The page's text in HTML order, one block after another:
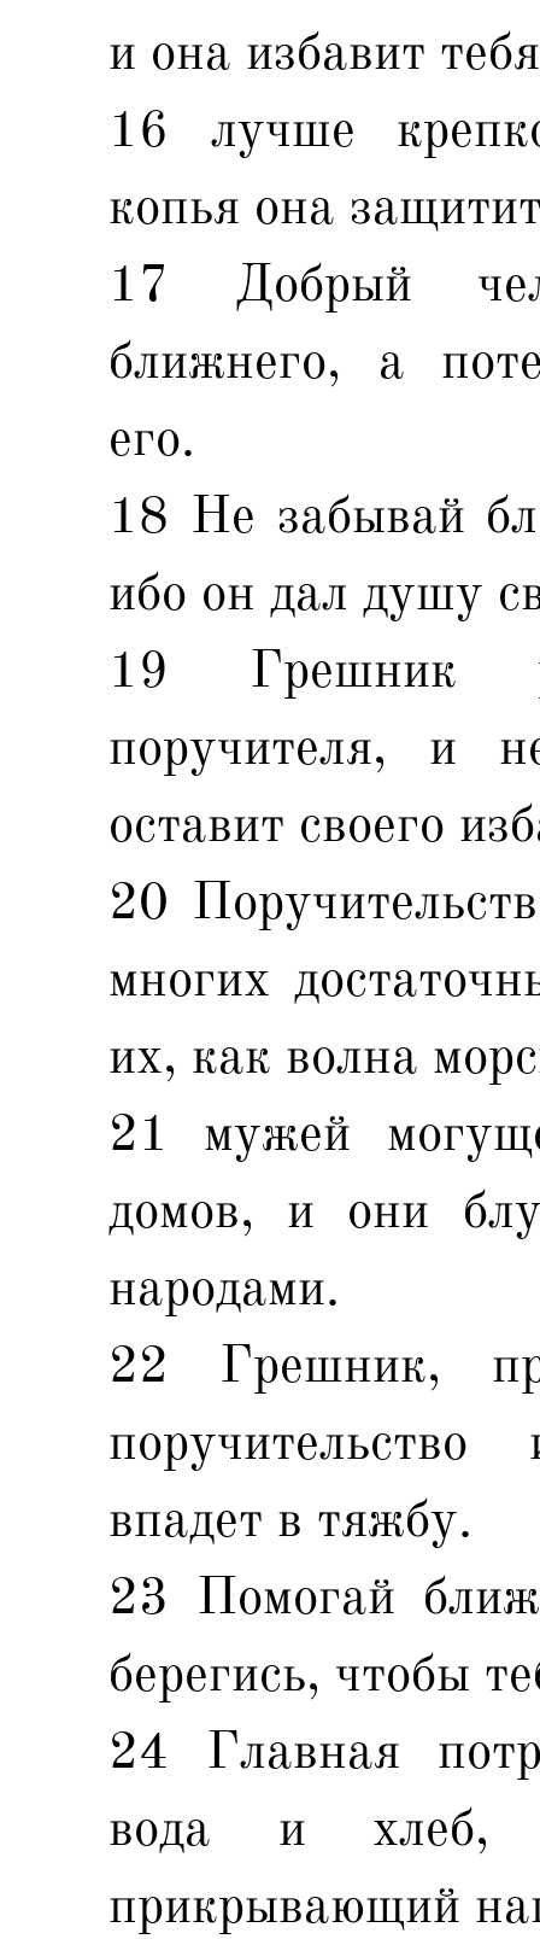
и она избавит
16 лучше
копья она
17 Добрый
ближнего, а
его.
18 Не забывай
ибо он дал душу
19 Грешник
поручителя, и
оставит своего
20
многих
их, как волна
21 мужей
домов, и они
народами.
22 Грешник,
впадет в тяжбу.
23 Помогай
берегись, чтобы
24 Главная
вода и
прикрывающий